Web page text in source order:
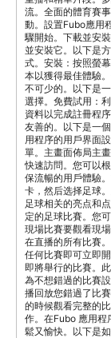
流。全面的體育賽
動。設置Fubo應用
驟開始。下載並安
並安裝它。以下是
式。安裝：按照螢
本以獲得最佳體驗
不可少的。以下是
選擇。免費試用：
資料以完成註冊程
友善的。以下是一
用程序的用戶界面
單。主畫面佈局主
快速訪問。您可以
保流暢的用戶體驗
卡，然后选择足球
足球相关的亮点和
定的足球比賽。您
現場比賽要觀看現
在直播的所有比賽
任何比賽即可立即
即將舉行的比賽。
為不想錯過的比賽
播回放您錯過了比
的時候觀看完整的
作。在Fubo 應用程
鬆又愉快。以下是